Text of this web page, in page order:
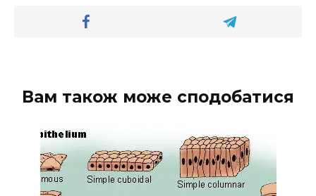
Вам також може сподобатися